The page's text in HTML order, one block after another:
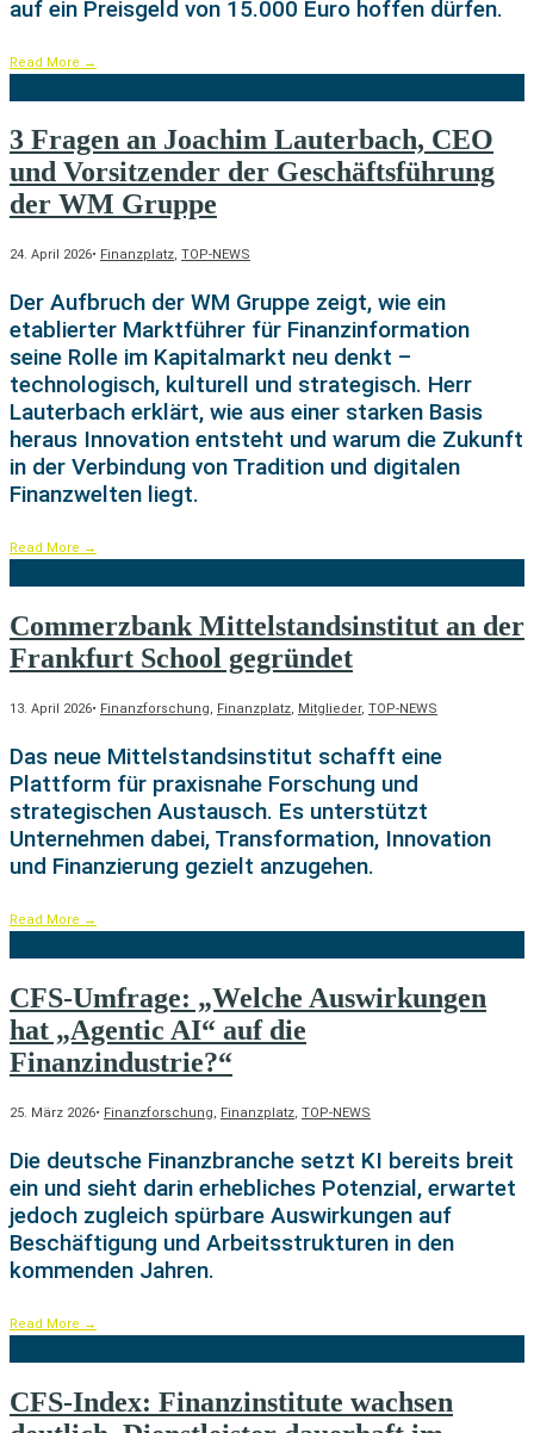
auf ein Preisgeld von 15.000 Euro hoffen dürfen.
Read More →
3 Fragen an Joachim Lauterbach, CEO
und Vorsitzender der Geschäftsführung
der WM Gruppe
24. April 2026• Finanzplatz, TOP-NEWS
Der Aufbruch der WM Gruppe zeigt, wie ein
etablierter Marktführer für Finanzinformation
seine Rolle im Kapitalmarkt neu denkt –
technologisch, kulturell und strategisch. Herr
Lauterbach erklärt, wie aus einer starken Basis
heraus Innovation entsteht und warum die Zukunft
in der Verbindung von Tradition und digitalen
Finanzwelten liegt.
Read More →
Commerzbank Mittelstandsinstitut an der
Frankfurt School gegründet
13. April 2026• Finanzforschung, Finanzplatz, Mitglieder, TOP-NEWS
Das neue Mittelstandsinstitut schafft eine
Plattform für praxisnahe Forschung und
strategischen Austausch. Es unterstützt
Unternehmen dabei, Transformation, Innovation
und Finanzierung gezielt anzugehen.
Read More →
CFS-Umfrage: „Welche Auswirkungen
hat „Agentic AI“ auf die
Finanzindustrie?“
25. März 2026• Finanzforschung, Finanzplatz, TOP-NEWS
Die deutsche Finanzbranche setzt KI bereits breit
ein und sieht darin erhebliches Potenzial, erwartet
jedoch zugleich spürbare Auswirkungen auf
Beschäftigung und Arbeitsstrukturen in den
kommenden Jahren.
Read More →
CFS-Index: Finanzinstitute wachsen